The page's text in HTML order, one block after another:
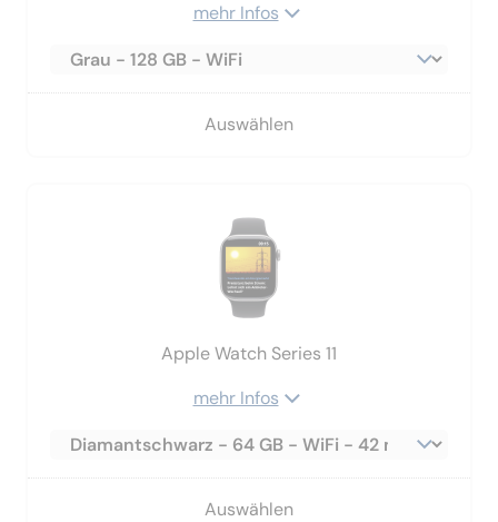
mehr Infos
Auswählen
Apple Watch Series 11
mehr Infos
Auswählen